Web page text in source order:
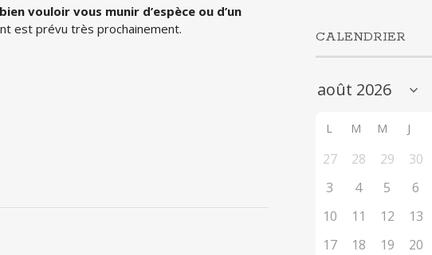
vouloir vous munir d’espèce ou d’un
est prévu très prochainement.
CALENDRIER
L M M J
27 28 29 30
3
4 5 6
10
11 12 13
17
18 19 20